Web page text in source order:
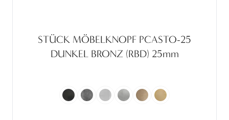
STÜCK MÖBELKNOPF PCASTO-25
DUNKEL BRONZ (RBD) 25mm